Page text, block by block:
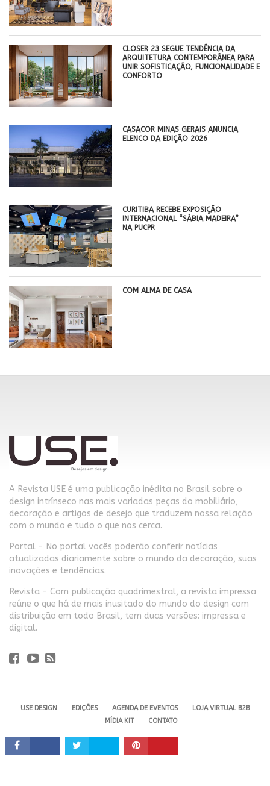
CLOSER 23 SEGUE TENDÊNCIA DA
ARQUITETURA CONTEMPORÂNEA PARA
UNIR SOFISTICAÇÃO, FUNCIONALIDADE E
CONFORTO
CASACOR MINAS GERAIS ANUNCIA
ELENCO DA EDIÇÃO 2026
CURITIBA RECEBE EXPOSIÇÃO
INTERNACIONAL “SÁBIA MADEIRA”
NA PUCPR
COM ALMA DE CASA
A Revista USE é uma publicação inédita no Brasil sobre o
design intrínseco nas mais variadas peças do mobiliário,
decoração e artigos de desejo que traduzem nossa relação
com o mundo e tudo o que nos cerca.
Portal - No portal vocês poderão conferir notícias
atualizadas diariamente sobre o mundo da decoração, suas
inovações e tendências.
Revista - Com publicação quadrimestral, a revista impressa
reúne o que há de mais inusitado do mundo do design com
distribuição em todo Brasil, tem duas versões: impressa e
digital.
USE DESIGN EDIÇÕES AGENDA DE EVENTOS
LOJA VIRTUAL B2B
MÍDIA KIT
CONTATO
Revista USE. 2024 - Todos os direitos reservados.